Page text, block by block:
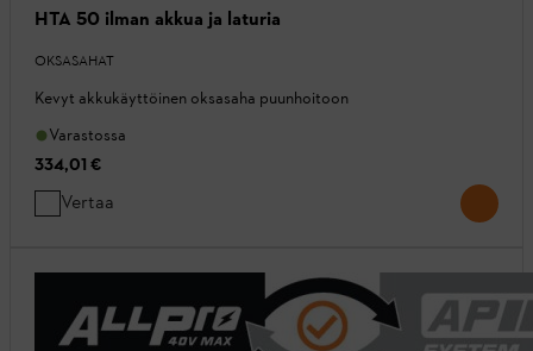
HTA 50 ilman akkua ja laturia
OKSASAHAT
Kevyt akkukäyttöinen oksasaha puunhoitoon
Varastossa
334,01 €
Vertaa